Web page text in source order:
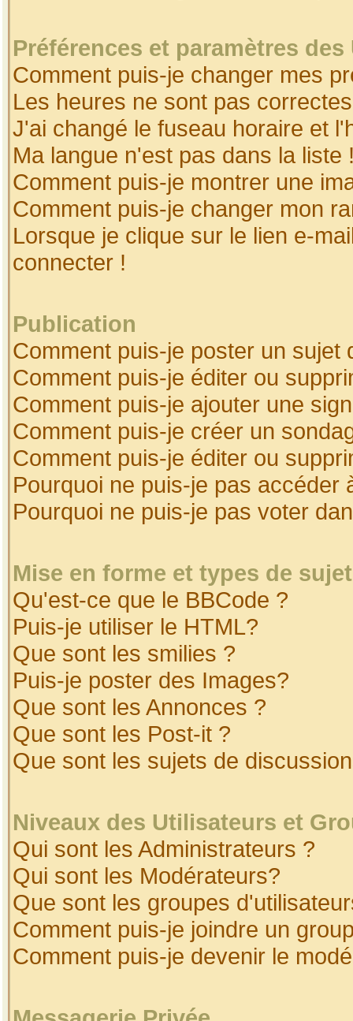
Préférences et paramètres
Comment puis-je changer mes
Les heures ne sont pas
J'ai changé le fuseau horaire et
Ma langue n'est pas dans la liste
Comment puis-je montrer une
Comment puis-je changer mon
Lorsque je clique sur le lien e-
connecter !
Publication
Comment puis-je poster un sujet
Comment puis-je éditer ou
Comment puis-je ajouter une
Comment puis-je créer un
Comment puis-je éditer ou
Pourquoi ne puis-je pas accéder
Pourquoi ne puis-je pas voter
Mise en forme et types de
Qu'est-ce que le BBCode ?
Puis-je utiliser le HTML?
Que sont les smilies ?
Puis-je poster des Images?
Que sont les Annonces ?
Que sont les Post-it ?
Que sont les sujets de
Niveaux des Utilisateurs et
Qui sont les Administrateurs ?
Qui sont les Modérateurs?
Que sont les groupes
Comment puis-je joindre un
Comment puis-je devenir le